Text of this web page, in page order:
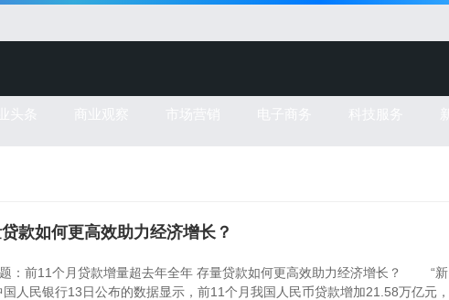
款如何更高效助力经济增长？
前11个月贷款增量超去年全年 存量贷款如何更高效助力经济增长？ “新
民银行13日公布的数据显示，前11个月我国人民币贷款增加21.58万亿元，